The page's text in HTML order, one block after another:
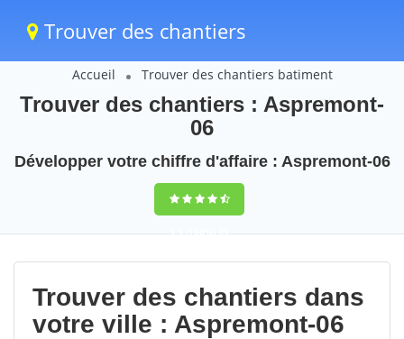
Trouver des chantiers
Accueil Trouver des chantiers batiment
Trouver des chantiers : Aspremont-
06
Développer votre chiffre d'affaire : Aspremont-06
9,5(100%)45
votes
Trouver des chantiers dans
votre ville : Aspremont-06